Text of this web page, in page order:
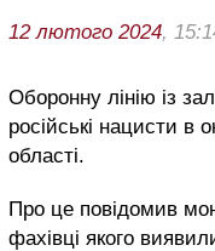
12 лютого 2024,
Оборонну лінію із
російські нацисти в
області.
Про це повідомив
фахівці якого